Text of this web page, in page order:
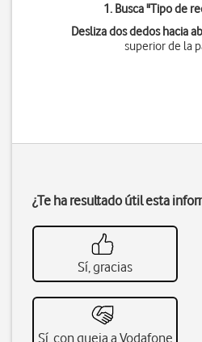
1. Busca "Tipo de
Desliza dos dedos hacia
superior de la
¿Te ha resultado útil esta
Sí, gracias
Sí, con queja a Vodafone